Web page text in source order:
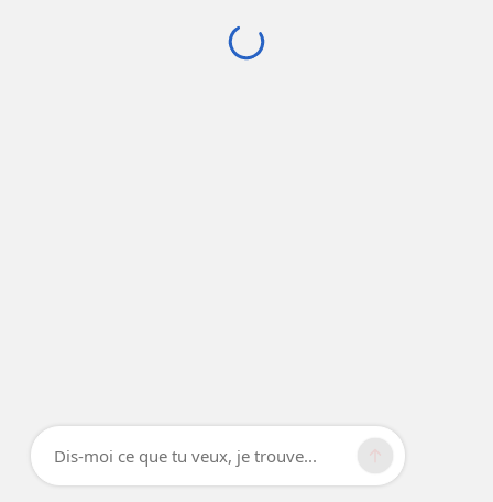
Dis-moi ce que tu veux, je trouve...